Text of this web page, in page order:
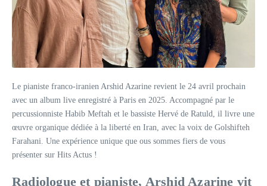
Le pianiste franco-iranien Arshid Azarine revient le 24 avril prochain
avec un album live enregistré à Paris en 2025. Accompagné par le
percussionniste Habib Meftah et le bassiste Hervé de Ratuld, il livre une
œuvre organique dédiée à la liberté en Iran, avec la voix de Golshifteh
Farahani. Une expérience unique que ous sommes fiers de vous
présenter sur Hits Actus !
Radiologue et pianiste, Arshid Azarine vit